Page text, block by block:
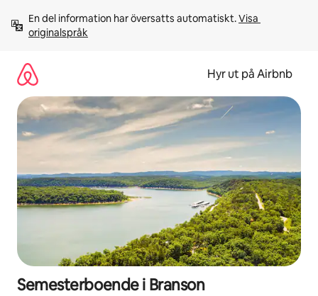
innehåll
En del information har översatts automatiskt. Visa
originalspråk
Hyr ut på Airbnb
Semesterboende i Branson